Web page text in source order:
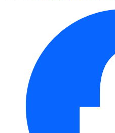
Buschtomate Balkonzauber
Balkontomate Tiny Tim
Petersilie Moskrul 2 (Mooskrau ...
Dill Blattreicher
Zucchini Zuboda